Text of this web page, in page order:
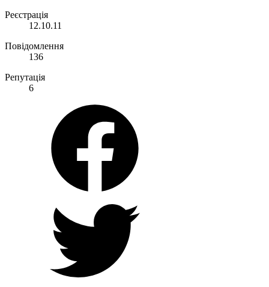
Реєстрація
12.10.11
Повідомлення
136
Репутація
6